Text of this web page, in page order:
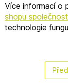
Více informací o
shopu
technologie